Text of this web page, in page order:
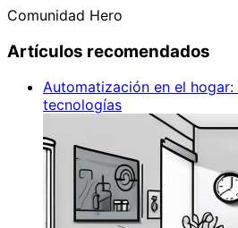
Comunidad Hero
Artículos recomendados
Automatización en el
tecnologías